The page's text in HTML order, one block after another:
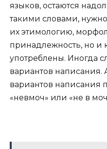
языков, остаются
такими словами,
их этимологию,
принадлежность, но и
употреблены. Иногда
вариантов написания.
вариантов написания
«невмоч» или «не в